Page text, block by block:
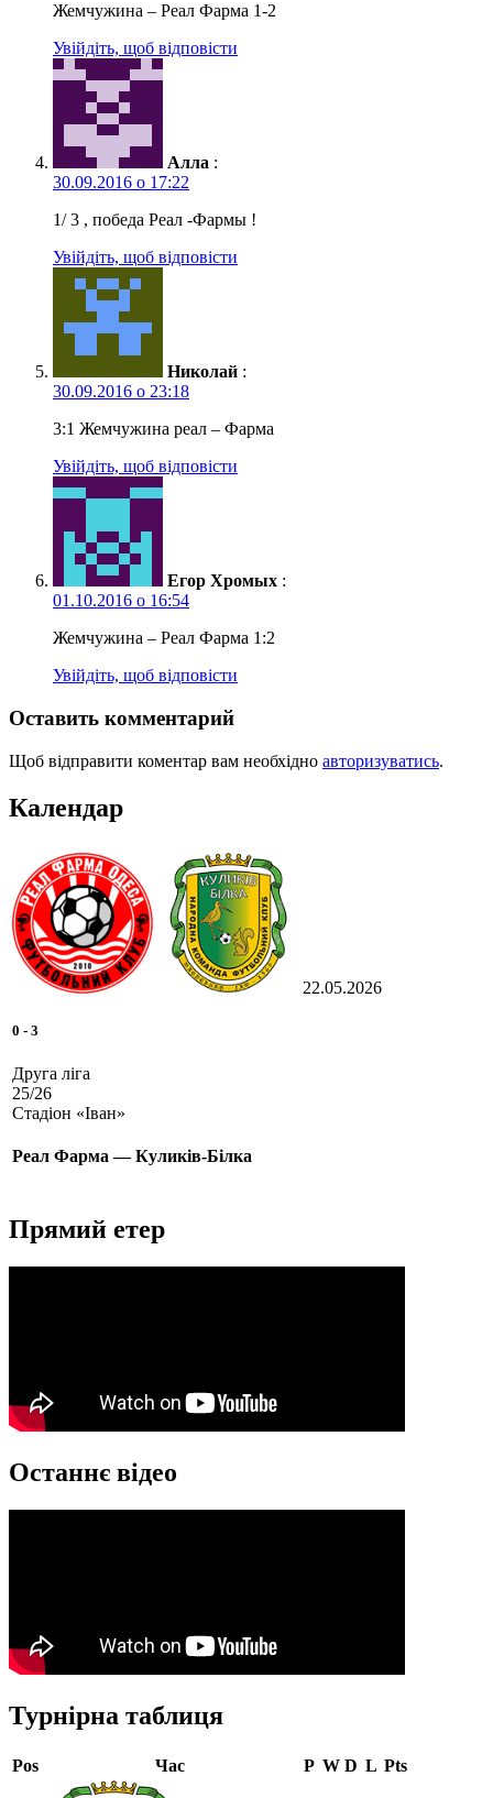
Жемчужина – Реал Фарма 1-2
Увійдіть, щоб відповісти
Алла :
30.09.2016 о 17:22
1/ 3 , победа Реал -Фармы !
Увійдіть, щоб відповісти
Николай :
30.09.2016 о 23:18
3:1 Жемчужина реал – Фарма
Увійдіть, щоб відповісти
Егор Хромых :
01.10.2016 о 16:54
Жемчужина – Реал Фарма 1:2
Увійдіть, щоб відповісти
Оставить комментарий
Щоб відправити коментар вам необхідно авторизуватись.
Календар
22.05.2026
0 - 3
Друга ліга
25/26
Стадіон «Іван»
Реал Фарма — Куликів-Білка
Прямий етер
Останнє відео
Турнірна таблиця
Pos Час P W D L Pts